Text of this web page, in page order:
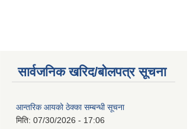
सार्वजनिक खरिद/बोलपत्र सूचना
आन्तरिक आयको ठेक्का सम्बन्धी सूचना
मिति: 07/30/2026 - 17:06